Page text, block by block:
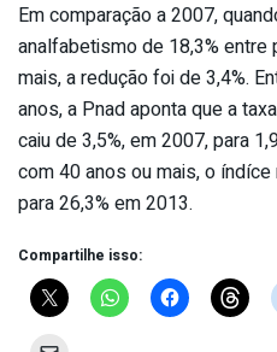
Em comparação a 2007,
analfabetismo de 18,3%
mais, a redução foi de 3,4%.
anos, a Pnad aponta que a
caiu de 3,5%, em 2007, para
com 40 anos ou mais, o
para 26,3% em 2013.
Compartilhe isso: